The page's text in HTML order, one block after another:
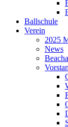
Ballschule
Verein
2025
News